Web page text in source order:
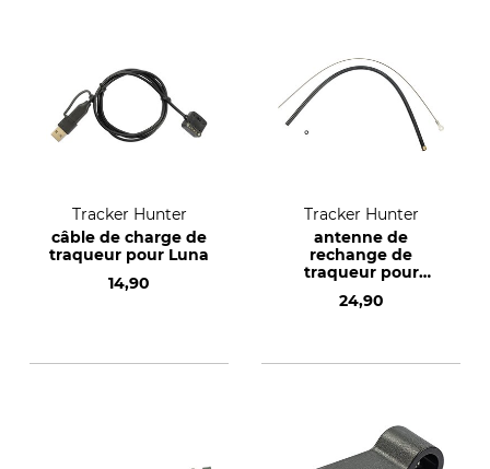
Tracker Hunter
câble de charge de
traqueur pour Luna
14,90
Tracker Hunter
antenne de
rechange de
traqueur pour
24,90